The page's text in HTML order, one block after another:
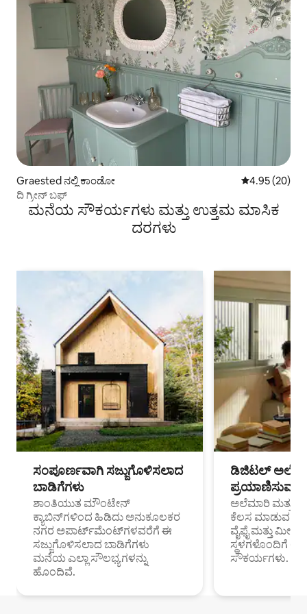
Graested ನಲ್ಲಿ ಕಾಂಡೋ 5 ರಲ್ಲಿ 4.95
4.95 (20)
ದಿ ಗ್ರೀನ್ ಬಫ್
ಮನೆಯ ಸೌಕರ್ಯಗಳು ಮತ್ತು ಉತ್ತಮ ಮಾಸಿಕ
ದರಗಳು
ಸಂಪೂರ್ಣವಾಗಿ ಸಜ್ಜುಗೊಳಿಸಲಾದ
ಬಾಡಿಗೆಗಳು
ಶಾಂತಿಯುತ ಮೌಂಟೇನ್
ಕ್ಯಾಬಿನ್‌ಗಳಿಂದ ಹಿಡಿದು ಅನುಕೂಲಕರ
ನಗರ ಅಪಾರ್ಟ್‌ಮೆಂಟ್‌ಗಳವರೆಗೆ ಈ
ಸಜ್ಜುಗೊಳಿಸಲಾದ ಬಾಡಿಗೆಗಳು
ಮನೆಯ ಎಲ್ಲಾ ಸೌಲಭ್ಯಗಳನ್ನು
ಹೊಂದಿವೆ.
ಡಿಜಿಟಲ್
ಪ್ರಯಾಣಿಸುವ
ಅಲೆಮಾರಿ ಮತ್ತು
ಕೆಲಸ ಮಾಡುವ
ವೈಫೈ ಮತ್ತು
ಸ್ಥಳಗಳೊಂದಿಗೆ
ಸೌಕರ್ಯಗಳು.